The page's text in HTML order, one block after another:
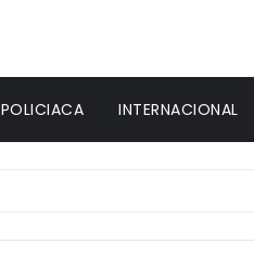
POLICIACA INTERNACIONAL